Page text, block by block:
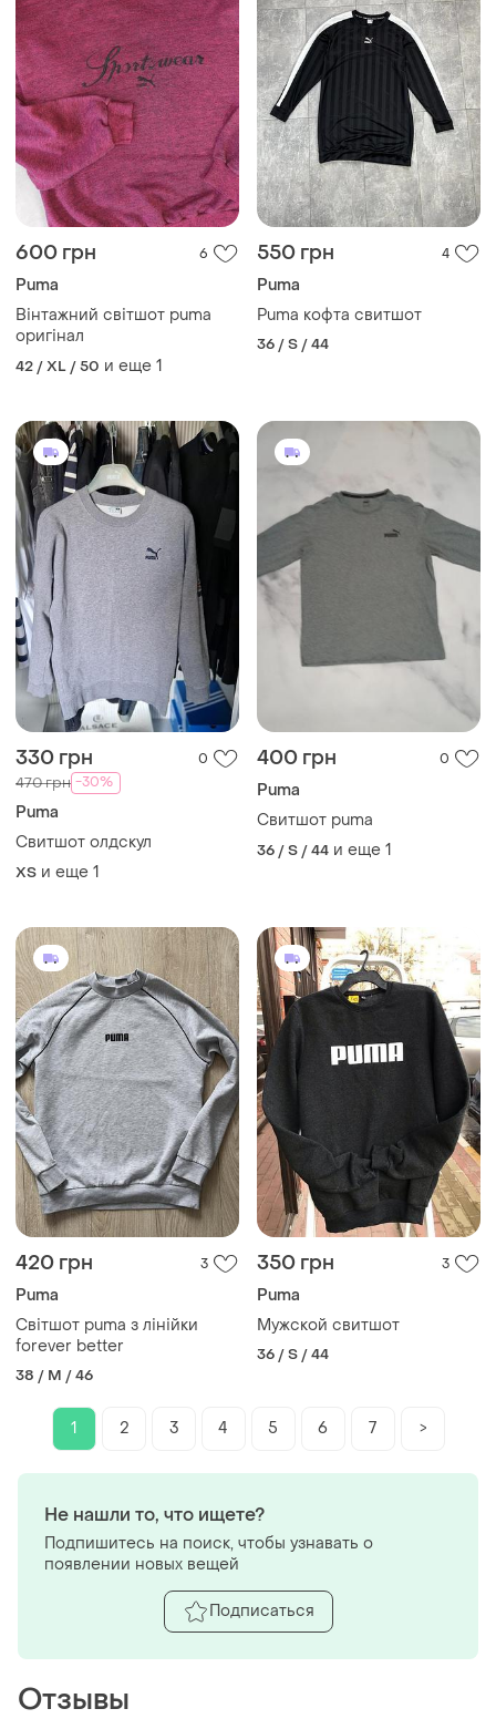
600 грн 6
Puma
Вінтажний світшот puma
оригінал
42 / XL / 50 и еще 1
550 грн 4
Puma
Puma кофта свитшот
36 / S / 44
330 грн 0
470 грн -30%
Puma
Свитшот олдскул
XS и еще 1
400 грн 0
Puma
Свитшот puma
36 / S / 44 и еще 1
420 грн 3
Puma
Світшот puma з лінійки
forever better
38 / M / 46
350 грн 3
Puma
Мужской свитшот
36 / S / 44
1 2 3 4 5 6 7 >
Отзывы
Не нашли то, что ищете?
Подпишитесь на поиск, чтобы узнавать о
появлении новых вещей
Подписаться